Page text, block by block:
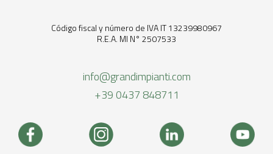
Código fiscal y número de IVA IT 13239980967
R.E.A. MI N° 2507533
info@grandimpianti.com
+39 0437 848711